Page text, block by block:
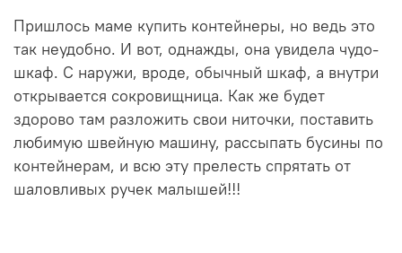
Пришлось маме купить контейнеры, но ведь это
так неудобно. И вот, однажды, она увидела чудо-
шкаф. С наружи, вроде, обычный шкаф, а внутри
открывается сокровищница. Как же будет
здорово там разложить свои ниточки, поставить
любимую швейную машину, рассыпать бусины по
контейнерам, и всю эту прелесть спрятать от
шаловливых ручек малышей!!!